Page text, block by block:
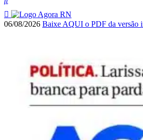
06/08/2026 Baixe AQUI o PDF da versão